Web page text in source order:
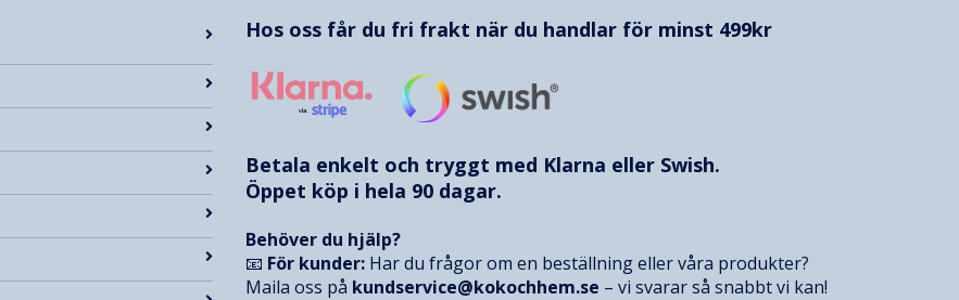
Hos oss får du fri frakt när du handlar för minst 499kr
Betala enkelt och tryggt med Klarna eller Swish.
Öppet köp i hela 90 dagar.
Behöver du hjälp?
📧 För kunder: Har du frågor om en beställning eller våra produkter?
Maila oss på kundservice@kokochhem.se – vi svarar så snabbt vi kan!